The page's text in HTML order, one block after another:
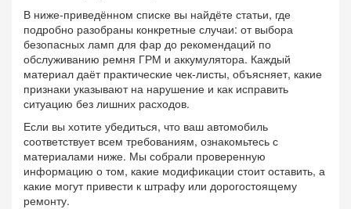
В ниже‑приведённом списке вы найдёте статьи, где
подробно разобраны конкретные случаи: от выбора
безопасных ламп для фар до рекомендаций по
обслуживанию ремня ГРМ и аккумулятора. Каждый
материал даёт практические чек‑листы, объясняет, какие
признаки указывают на нарушение и как исправить
ситуацию без лишних расходов.
Если вы хотите убедиться, что ваш автомобиль
соответствует всем требованиям, ознакомьтесь с
материалами ниже. Мы собрали проверенную
информацию о том, какие модификации стоит оставить, а
какие могут привести к штрафу или дорогостоящему
ремонту.